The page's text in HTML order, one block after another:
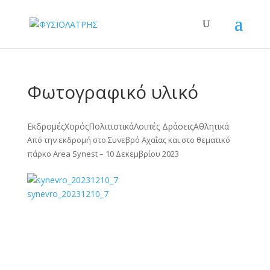
Φωτογραφικό υλικό
ΕκδρομέςΧορόςΠολιτιστικάΛοιπές ΔράσειςΑθλητικά
Από την εκδρομή στο Συνεβρό Αχαΐας και στο θεματικό
πάρκο Area Synest – 10 Δεκεμβρίου 2023
synevro_20231210_7